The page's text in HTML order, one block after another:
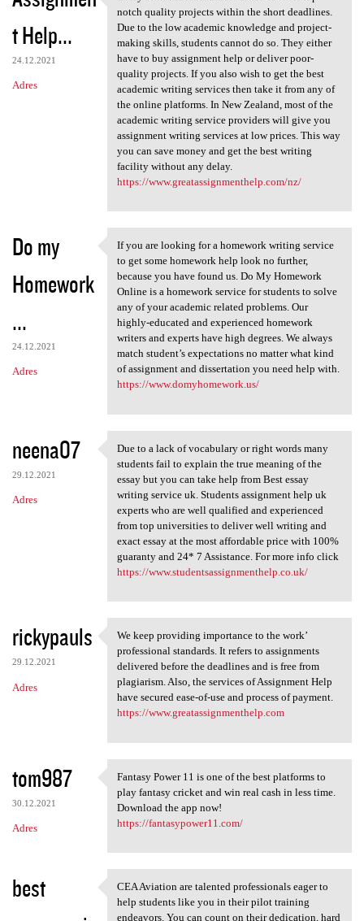
t Help...
24.12.2021
Adres
Every semester students are
notch quality projects within the short deadlines.
Due to the low academic knowledge and project-
making skills, students cannot do so. They either
have to buy assignment help or deliver poor-
quality projects. If you also wish to get the best
academic writing services then take it from any of
the online platforms. In New Zealand, most of the
academic writing service providers will give you
assignment writing services at low prices. This way
you can save money and get the best writing
facility without any delay.
https://www.greatassignmenthelp.com/nz/
Do my
Homework
...
24.12.2021
Adres
If you are looking for a
If you are looking for a homework writing service
to get some homework help look no further,
because you have found us. Do My Homework
Online is a homework service for students to solve
any of your academic related problems. Our
highly-educated and experienced homework
writers and experts have high degrees. We always
match student’s expectations no matter what kind
of assignment and dissertation you need help with.
https://www.domyhomework.us/
neena07
29.12.2021
Adres
Due to a lack of vocabulary
Due to a lack of vocabulary or right words many
students fail to explain the true meaning of the
essay but you can take help from Best essay
writing service uk. Students assignment help uk
experts who are well qualified and experienced
from top universities to deliver well writing and
exact essay at the most affordable price with 100%
guaranty and 24* 7 Assistance. For more info click
https://www.studentsassignmenthelp.co.uk/
rickypauls
29.12.2021
Adres
We keep providing importance
We keep providing importance to the work’
professional standards. It refers to assignments
delivered before the deadlines and is free from
plagiarism. Also, the services of Assignment Help
have secured ease-of-use and process of payment.
https://www.greatassignmenthelp.com
tom987
30.12.2021
Adres
Fantasy Power 11 is one of
Fantasy Power 11 is one of the best platforms to
play fantasy cricket and win real cash in less time.
Download the app now!
https://fantasypower11.com/
best
CEA Aviation are talented
CEA Aviation are talented professionals eager to
help students like you in their pilot training
endeavors. You can count on their dedication, hard